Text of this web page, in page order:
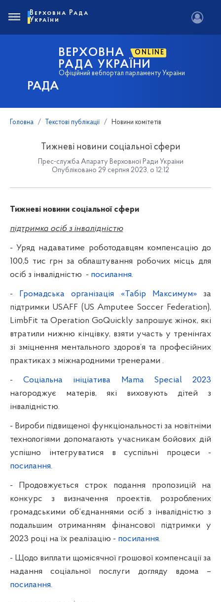
РАДА
ВЕРХОВНА ONLINE
РАДА УКРАЇНИ
Офіційний вебпортал парламенту України
Верховна Рада
України
Головна Текстові публікації Новини комітетів
Тижневі новини соціальної сфери
Прес-служба Апарату Верховної Ради України
Опубліковано 29 серпня 2023, о 12:12
Тижневі новини соціальної сфери
підтримка осіб з інвалідністю
- Уряд надаватиме роботодавцям компенсацію до
100,5 тис грн за облаштування робочих місць для
осіб з інвалідністю - посилання.
- Громадська організація «Табір Максимум»за
підтримки USAFF (US Amputee Soccer Federation),
LimbFit та Operation GoQuickly запрошує жінок, які
втратили нижню кінцівку, взяти участь у тренінгах
зі зміцнення ментального здоров’я та професійних
практиках з міжнародними тренерами .
-Соціальна ініціатива Mama Special 2023
нагороджує матерів, які виховують дітей з
інвалідністю.
- Вироби підвищеної функціональності за новітніми
технологіями допомагають учасникам бойових дій
успішно інтегруватися в суспільні процеси -
посилання.
- Продовжується строк подання пропозицій на
конкурс з визначення проектів, розроблених
громадськими об’єднаннями осіб з інвалідністю з
подальшим отриманням фінансової підтримки у
2023 році на їх реалізацію - посилання.
- Щодо виплати щомісячної грошової компенсації за
надання соціальної послуги догляду вдома –
посилання.